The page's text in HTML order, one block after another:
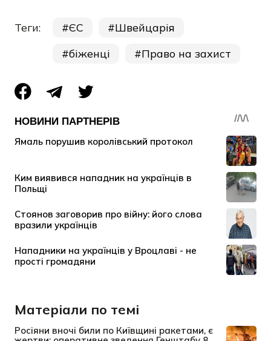
Теги: ЄС
Швейцарія
біженці
Право на захист
Матеріали по темі
Росіяни вночі били по Київщині ракетами, є